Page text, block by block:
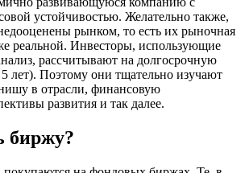
устойчивостью. Желательно также,
рынком, то есть их рыночная
реальной. Инвесторы, использующие
рассчитывают на долгосрочную
лет). Поэтому они тщательно изучают
в отрасли, финансовую
развития и так далее.
биржу?